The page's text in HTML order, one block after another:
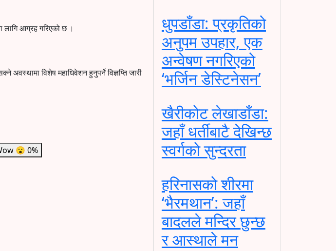
लागि आग्रह गरिएको छ ।
अवस्थामा विशेष महाधिवेशन हुनुपर्ने विज्ञप्ति जारी
😮 0%
धुपडाँडा: प्रकृतिको
अनुपम उपहार, एक
अन्वेषण नगरिएको
‘भर्जिन डेस्टिनेसन’
खैरीकोट लेखाडाँडा:
जहाँ धर्तीबाटै देखिन्छ
स्वर्गको सुन्दरता
हरिनासको शीरमा
‘भैरमथान’: जहाँ
बादलले मन्दिर छुन्छ
र आस्थाले मन